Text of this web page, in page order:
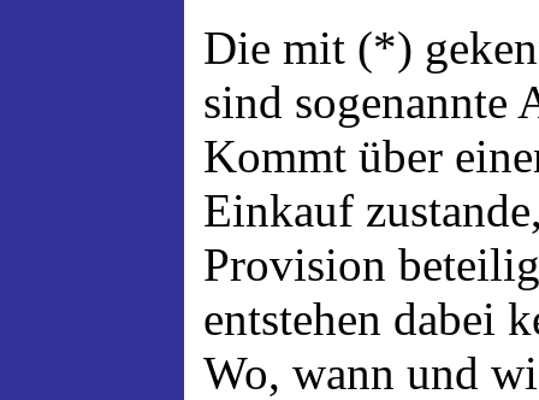
Die mit (*)
sind
Kommt über
Einkauf
Provision
entstehen dabei
Wo, wann und